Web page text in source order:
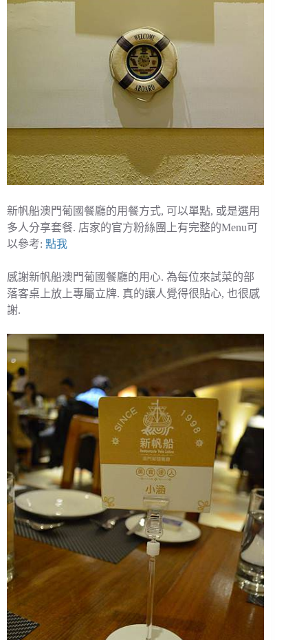
新帆船澳門葡國餐廳的用餐方式, 可以單點, 或是選用
多人分享套餐. 店家的官方粉絲團上有完整的Menu可
以參考: 點我
感謝新帆船澳門葡國餐廳的用心. 為每位來試菜的部
落客桌上放上專屬立牌. 真的讓人覺得很貼心, 也很感
謝.